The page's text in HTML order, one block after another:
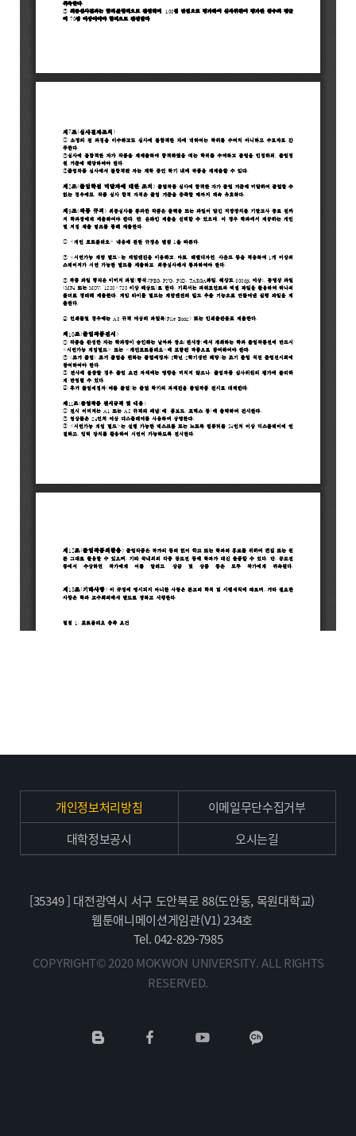
개인정보처리방침
이메일무단수집거부
대학정보공시
오시는길
[35349 ] 대전광역시 서구 도안북로 88(도안동, 목원대학교)
웹툰애니메이션게임관(V1) 234호
Tel. 042-829-7985
COPYRIGHT© 2020 MOKWON UNIVERSITY. ALL RIGHTS
RESERVED.